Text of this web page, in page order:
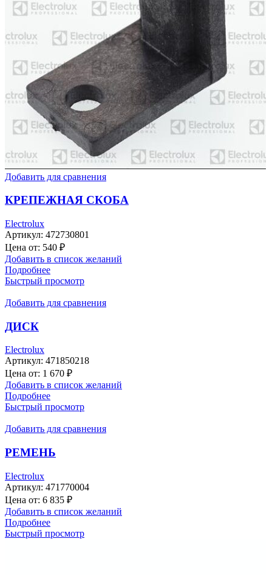
Добавить для сравнения
КРЕПЕЖНАЯ СКОБА
Electrolux
Артикул: 472730801
Цена от: 540 ₽
Добавить в список желаний
Подробнее
Быстрый просмотр
Добавить для сравнения
ДИСК
Electrolux
Артикул: 471850218
Цена от: 1 670 ₽
Добавить в список желаний
Подробнее
Быстрый просмотр
Добавить для сравнения
РЕМЕНЬ
Electrolux
Артикул: 471770004
Цена от: 6 835 ₽
Добавить в список желаний
Подробнее
Быстрый просмотр